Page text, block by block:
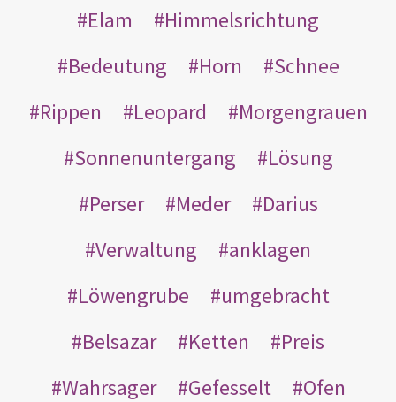
Elam
Himmelsrichtung
Bedeutung
Horn
Schnee
Rippen
Leopard
Morgengrauen
Sonnenuntergang
Lösung
Perser
Meder
Darius
Verwaltung
anklagen
Löwengrube
umgebracht
Belsazar
Ketten
Preis
Wahrsager
Gefesselt
Ofen